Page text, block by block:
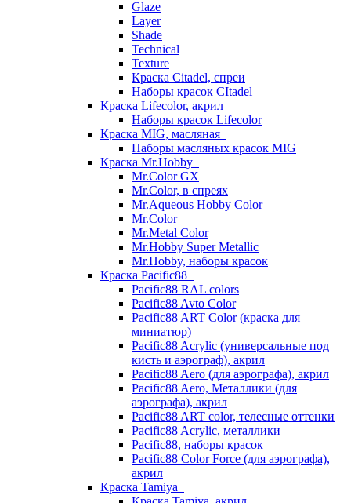
Glaze
Layer
Shade
Technical
Texture
Краска Citadel, спреи
Наборы красок CItadel
Краска Lifecolor, акрил
Наборы красок Lifecolor
Краска MIG, масляная
Наборы масляных красок MIG
Краска Mr.Hobby
Mr.Color GX
Mr.Color, в спреях
Mr.Aqueous Hobby Color
Mr.Color
Mr.Metal Color
Mr.Hobby Super Metallic
Mr.Hobby, наборы красок
Краска Pacific88
Pacific88 RAL colors
Pacific88 Avto Color
Pacific88 ART Color (краска для
миниатюр)
Pacific88 Acrylic (универсальные под
кисть и аэрограф), акрил
Pacific88 Aero (для аэрографа), акрил
Pacific88 Aero, Металлики (для
аэрографа), акрил
Pacific88 ART color, телесные оттенки
Pacific88 Acrylic, металлики
Pacific88, наборы красок
Pacific88 Color Force (для аэрографа),
акрил
Краска Tamiya